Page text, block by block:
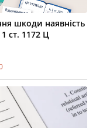
шкоди наявність
ст. 1172 Ц